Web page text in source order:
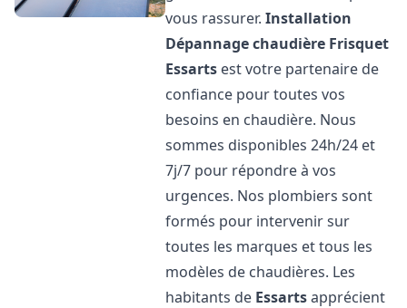
vous rassurer.Installation
Dépannage chaudière Frisquet
Essarts est votre partenaire de
confiance pour toutes vos
besoins en chaudière. Nous
sommes disponibles 24h/24 et
7j/7 pour répondre à vos
urgences. Nos plombiers sont
formés pour intervenir sur
toutes les marques et tous les
modèles de chaudières. Les
habitants de Essartsapprécient